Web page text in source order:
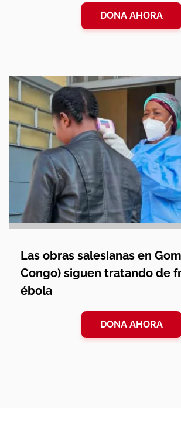
DONA AHORA
Las obras salesianas en
Congo) siguen tratando de
ébola
DONA AHORA